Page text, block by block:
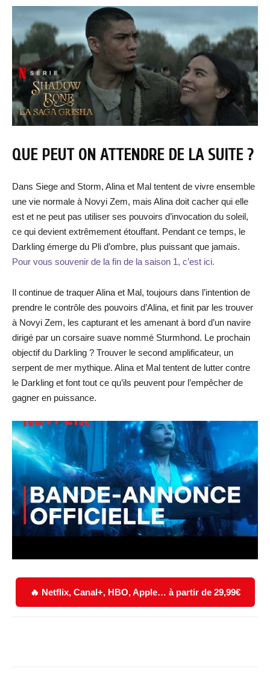
QUE PEUT ON ATTENDRE DE LA SUITE ?
Dans Siege and Storm, Alina et Mal tentent de vivre ensemble
une vie normale à Novyi Zem, mais Alina doit cacher qui elle
est et ne peut pas utiliser ses pouvoirs d’invocation du soleil,
ce qui devient extrêmement étouffant. Pendant ce temps, le
Darkling émerge du Pli d’ombre, plus puissant que jamais.
Pour vous souvenir de la fin de la saison 1, c’est ici.
Il continue de traquer Alina et Mal, toujours dans l’intention de
prendre le contrôle des pouvoirs d’Alina, et finit par les trouver
à Novyi Zem, les capturant et les amenant à bord d’un navire
dirigé par un corsaire suave nommé Sturmhond. Le prochain
objectif du Darkling ? Trouver le second amplificateur, un
serpent de mer mythique. Alina et Mal tentent de lutter contre
le Darkling et font tout ce qu’ils peuvent pour l’empêcher de
gagner en puissance.
🔥 Netflix, Canal+, HBO, Apple… à partir de 29,99€